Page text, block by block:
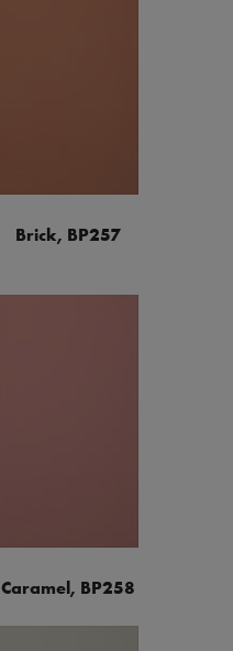
Brick, BP257
Caramel, BP258